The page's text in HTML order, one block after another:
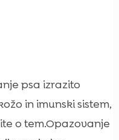
psa izrazito
in imunski sistem,
o tem.Opazovanje